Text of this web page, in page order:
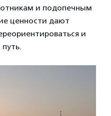
и подопечным
ценности дают
и